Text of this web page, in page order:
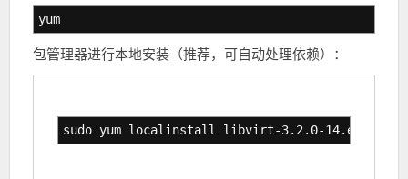
yum
包管理器进行本地安装（推荐，可自动处理依赖）：
sudo yum localinstall libvirt-3.2.0-